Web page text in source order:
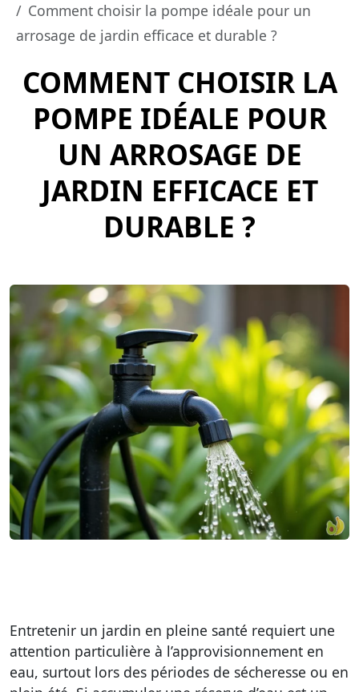
Comment choisir la pompe idéale pour un
arrosage de jardin efficace et durable ?
COMMENT CHOISIR LA
POMPE IDÉALE POUR
UN ARROSAGE DE
JARDIN EFFICACE ET
DURABLE ?
Entretenir un jardin en pleine santé requiert une
attention particulière à l’approvisionnement en
eau, surtout lors des périodes de sécheresse ou en